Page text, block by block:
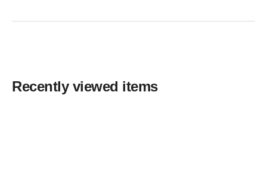
Recently viewed items